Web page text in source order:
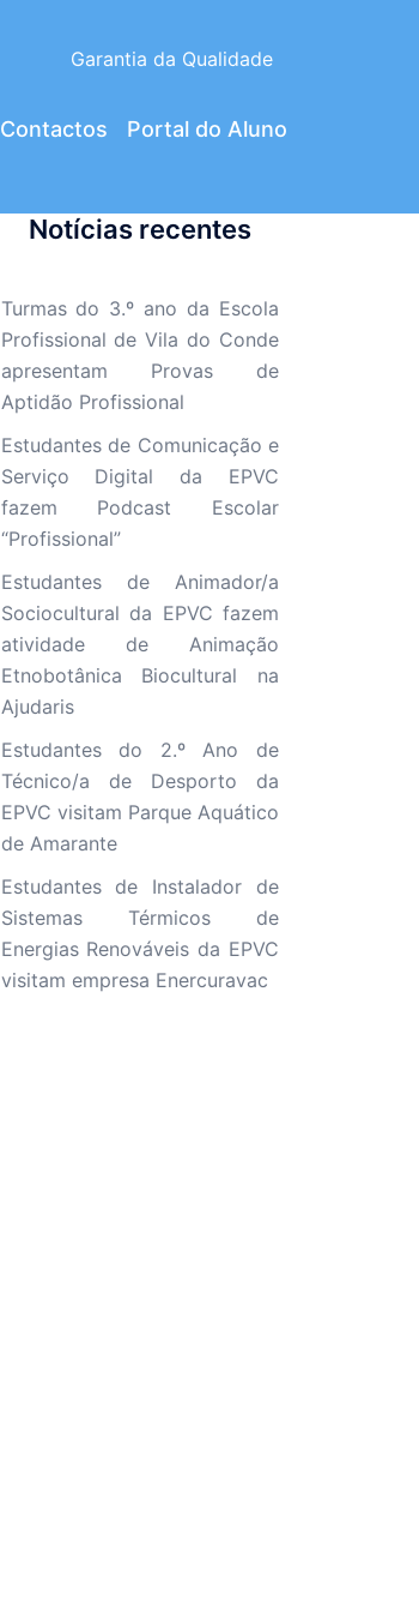
Garantia da Qualidade
Contactos Portal do Aluno
Notícias recentes
Turmas do 3.º ano da Escola
Profissional de Vila do Conde
apresentam Provas de
Aptidão Profissional
Estudantes de Comunicação e
Serviço Digital da EPVC
fazem Podcast Escolar
“Profissional”
Estudantes de Animador/a
Sociocultural da EPVC fazem
atividade de Animação
Etnobotânica Biocultural na
Ajudaris
Estudantes do 2.º Ano de
Técnico/a de Desporto da
EPVC visitam Parque Aquático
de Amarante
Estudantes de Instalador de
Sistemas Térmicos de
Energias Renováveis da EPVC
visitam empresa Enercuravac